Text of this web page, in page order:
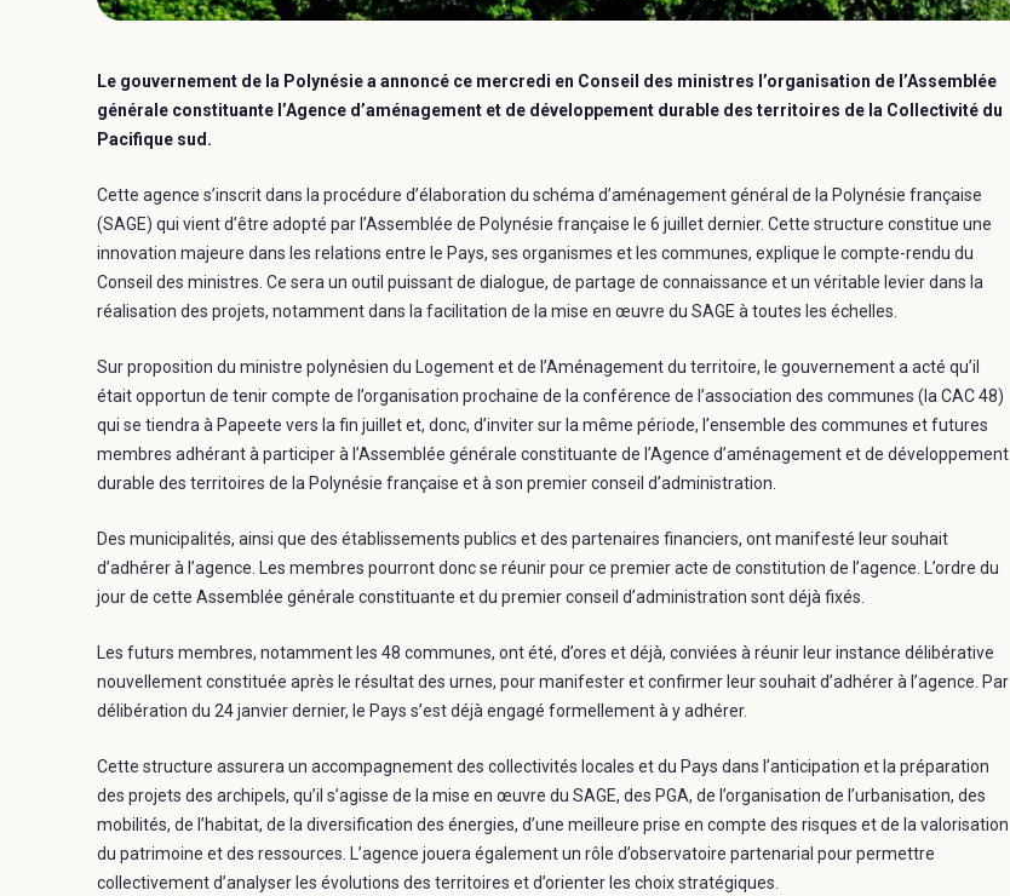
Le gouvernement de la Polynésie a annoncé ce mercredi en Conseil des ministres l’organisation de l’Assemblée
générale constituante l’Agence d’aménagement et de développement durable des territoires de la Collectivité du
Pacifique sud.
Cette agence s’inscrit dans la procédure d’élaboration du schéma d’aménagement général de la Polynésie française
(SAGE) qui vient d’être adopté par l’Assemblée de Polynésie française le 6 juillet dernier. Cette structure constitue une
innovation majeure dans les relations entre le Pays, ses organismes et les communes, explique le compte-rendu du
Conseil des ministres. Ce sera un outil puissant de dialogue, de partage de connaissance et un véritable levier dans la
réalisation des projets, notamment dans la facilitation de la mise en œuvre du SAGE à toutes les échelles.
Sur proposition du ministre polynésien du Logement et de l’Aménagement du territoire, le gouvernement a acté qu’il
était opportun de tenir compte de l’organisation prochaine de la conférence de l’association des communes (la CAC 48)
qui se tiendra à Papeete vers la fin juillet et, donc, d’inviter sur la même période, l’ensemble des communes et futures
membres adhérant à participer à l’Assemblée générale constituante de l’Agence d’aménagement et de développement
durable des territoires de la Polynésie française et à son premier conseil d’administration.
Des municipalités, ainsi que des établissements publics et des partenaires financiers, ont manifesté leur souhait
d’adhérer à l’agence. Les membres pourront donc se réunir pour ce premier acte de constitution de l’agence. L’ordre du
jour de cette Assemblée générale constituante et du premier conseil d’administration sont déjà fixés.
Les futurs membres, notamment les 48 communes, ont été, d’ores et déjà, conviées à réunir leur instance délibérative
nouvellement constituée après le résultat des urnes, pour manifester et confirmer leur souhait d’adhérer à l’agence. Par
délibération du 24 janvier dernier, le Pays s’est déjà engagé formellement à y adhérer.
Cette structure assurera un accompagnement des collectivités locales et du Pays dans l’anticipation et la préparation
des projets des archipels, qu’il s’agisse de la mise en œuvre du SAGE, des PGA, de l’organisation de l’urbanisation, des
mobilités, de l’habitat, de la diversification des énergies, d’une meilleure prise en compte des risques et de la valorisation
du patrimoine et des ressources. L’agence jouera également un rôle d’observatoire partenarial pour permettre
collectivement d’analyser les évolutions des territoires et d’orienter les choix stratégiques.